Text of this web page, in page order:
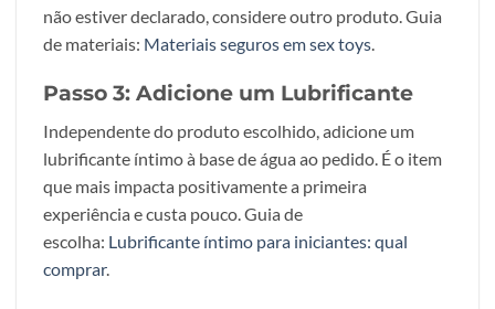
não estiver declarado, considere outro produto. Guia
de materiais: Materiais seguros em sex toys
Passo 3: Adicione um Lubrificante
Independente do produto escolhido, adicione um
lubrificante íntimo à base de água ao pedido. É o item
que mais impacta positivamente a primeira
experiência e custa pouco. Guia de
escolha: Lubrificante íntimo para iniciantes: qual
comprar.